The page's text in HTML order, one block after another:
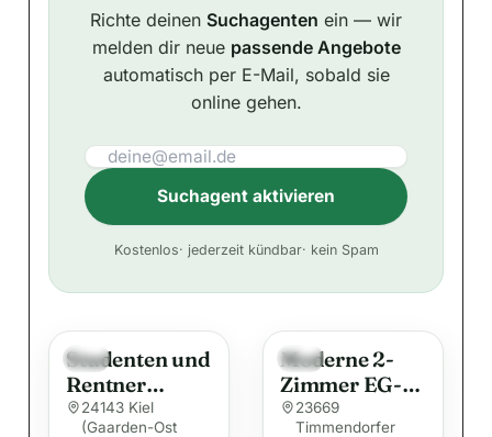
Richte deinen Suchagenten ein — wir
melden dir neue passende Angebote
automatisch per E-Mail, sobald sie
online gehen.
Suchagent aktivieren
t
Kostenlos· jederzeit kündbar· kein Spam
Neu
Studenten und
Rentner
aufgepasst!
24143 Kiel
(Gaarden-Ost
Neu
Moderne 2-
Zimmer EG-
Wohnung mit
23669
Timmendorfer